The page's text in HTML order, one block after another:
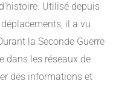
Utilisé depuis
il a vu
la Seconde Guerre
dans les réseaux de
des informations et